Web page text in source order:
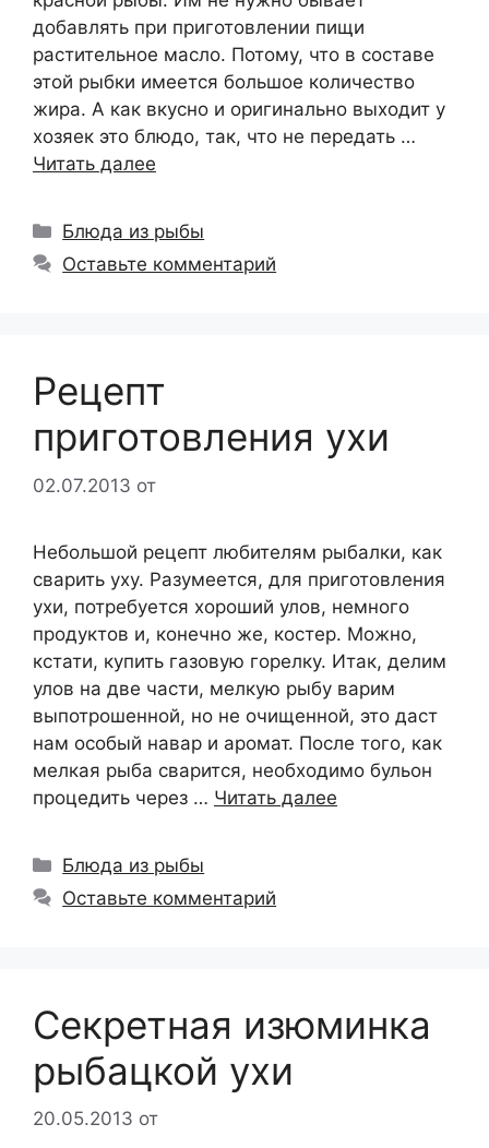
добавлять при приготовлении пищи
растительное масло. Потому, что в составе
этой рыбки имеется большое количество
жира. А как вкусно и оригинально выходит у
хозяек это блюдо, так, что не передать …
Читать далее
Рубрики
Блюда из рыбы
Оставьте комментарий
Рецепт
приготовления ухи
02.07.2013 от
Небольшой рецепт любителям рыбалки, как
сварить уху. Разумеется, для приготовления
ухи, потребуется хороший улов, немного
продуктов и, конечно же, костер. Можно,
кстати, купить газовую горелку. Итак, делим
улов на две части, мелкую рыбу варим
выпотрошенной, но не очищенной, это даст
нам особый навар и аромат. После того, как
мелкая рыба сварится, необходимо бульон
процедить через … Читать далее
Рубрики
Блюда из рыбы
Оставьте комментарий
Секретная изюминка
рыбацкой ухи
20.05.2013 от